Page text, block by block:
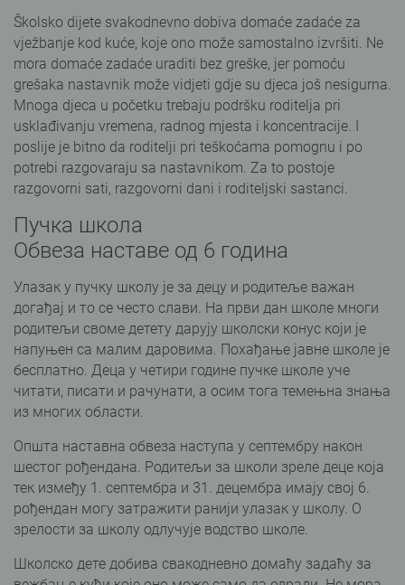
Školsko dijete svakodnevno dobiva domaće zadaće za
vježbanje kod kuće, koje ono može samostalno izvršiti. Ne
mora domaće zadaće uraditi bez greške, jer pomoću
grešaka nastavnik može vidjeti gdje su djeca još nesigurna.
Mnoga djeca u početku trebaju podršku roditelja pri
usklađivanju vremena, radnog mjesta i koncentracije. I
poslije je bitno da roditelji pri teškoćama pomognu i po
potrebi razgovaraju sa nastavnikom. Za to postoje
razgovorni sati, razgovorni dani i roditeljski sastanci.
Пучка школа
Обвеза наставе од 6 година
Улазак у пучку школу је за децу и родитеље важан
догађај и то се често слави. На први дан школе многи
родитељи своме детету дарују школски конус који је
напуњен са малим даровима. Похађање јавне школе је
бесплатно. Деца у четири године пучке школе уче
читати, писати и рачунати, а осим тога темењна знања
из многих области.
Општа наставна обвеза наступа у септембру након
шестог рођендана. Родитељи за школи зреле деце која
тек између 1. септембра и 31. децембра имају свој 6.
рођендан могу затражити ранији улазак у школу. О
зрелости за школу одлучује водство школе.
Школско дете добива свакодневно домаћу задаћу за